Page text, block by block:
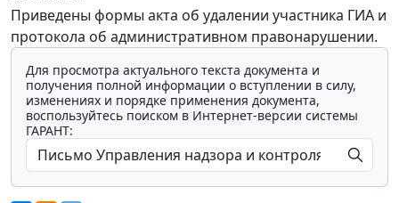
Приведены формы акта об удалении участника ГИА и
протокола об административном правонарушении.
Для просмотра актуального текста документа и
получения полной информации о вступлении в силу,
изменениях и порядке применения документа,
воспользуйтесь поиском в Интернет-версии системы
ГАРАНТ: